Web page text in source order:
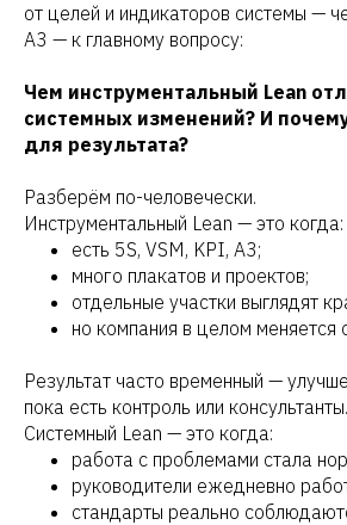
от целей и индикаторов системы —
А3 — к главному вопросу:
Чем инструментальный Lean
системных изменений? И
для результата?
Разберём по-человечески.
Инструментальный Lean — это когда:
есть 5S, VSM, KPI, A3;
много плакатов и проектов;
отдельные участки выглядят
но компания в целом меняется
Результат часто временный —
пока есть контроль или консультанты.
Системный Lean — это когда:
работа с проблемами стала
руководители ежедневно
стандарты реально